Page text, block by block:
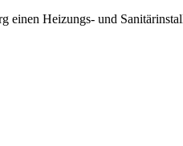
einen Heizungs- und